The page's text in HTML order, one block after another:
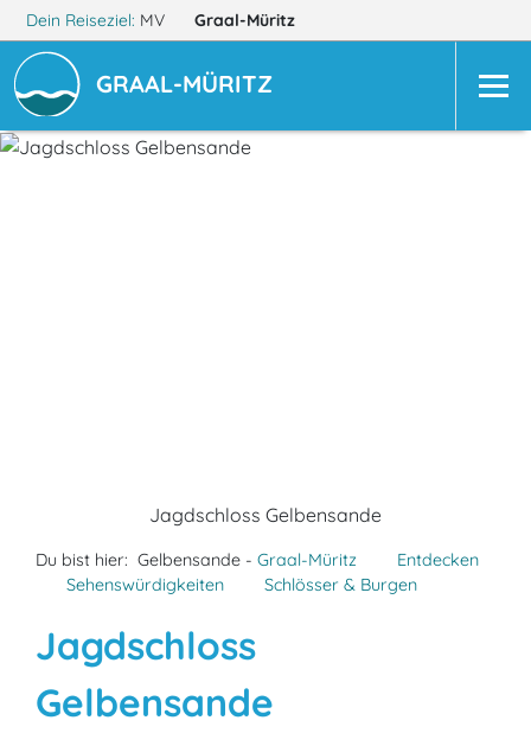
Dein Reiseziel: MV Graal-Müritz
GRAAL-MÜRITZ
Jagdschloss Gelbensande
Du bist hier: Gelbensande - Graal-Müritz
Entdecken
Sehenswürdigkeiten
Schlösser & Burgen
Jagdschloss
Gelbensande